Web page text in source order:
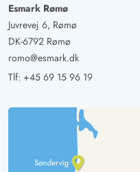
Esmark Rømø
Juvrevej 6, Rømø
DK-6792 Rømø
romo@esmark.dk
Tlf: +45 69 15 96 19